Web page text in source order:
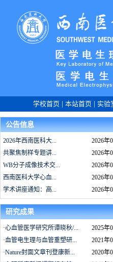
学校首页 |本站首页 实验
公告信息
2026年
2026年西南医科大...
2026年
共聚焦制样专题讲...
2026年
WB分子成像技术交...
2026年
西南医科大学心血...
2026年
学术讲座通知：高...
研究成果
2025年
·心血管医学研究所谭晓秋/...
2021年
·血管电生理与血管重塑研...
2020年
·Nature封面文章刊登康新...